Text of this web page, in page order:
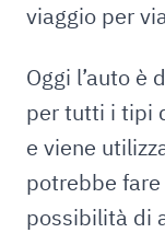
viaggio per
Oggi l’auto è
per tutti i tipi
e viene
potrebbe
possibilità di